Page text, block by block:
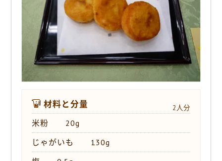
材料と分量 2人分
米粉 20g
じゃがいも 130g